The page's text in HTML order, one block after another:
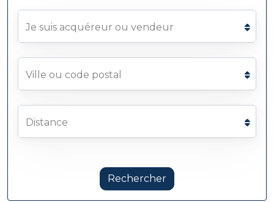
Je suis acquéreur ou vendeur
Ville ou code postal
Distance
Rechercher